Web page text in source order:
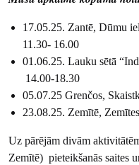
17.05.25. Zantē, Dūmu
11.30- 16.00
01.06.25. Lauku sētā
14.00-18.30
05.07.25 Grenčos,
23.08.25. Zemītē,
Uz pārējām divām
Zemītē) pieteikšanās saites